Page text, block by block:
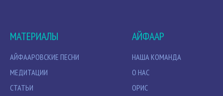
МАТЕРИАЛЫ
АЙФААРОВСКИЕ ПЕСНИ
МЕДИТАЦИИ
СТАТЬИ
АЙФААР
НАША КОМАНДА
О НАС
ОРИС